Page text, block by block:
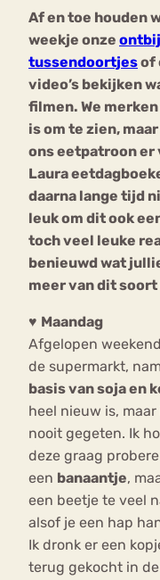
Af en toe houden
weekje onze
tussendoortjesof
video’s bekijken
filmen. We
is om te zien,
ons eetpatroon er
Laura
daarna lange tijd
leuk om dit ook
toch veel leuke
benieuwd wat
meer van dit
♥ Maandag
Afgelopen
de supermarkt,
basis van soja en
heel nieuw is,
nooit gegeten. Ik
deze graag
een banaantje,
een beetje te veel
alsof je een hap
Ik dronk er een
terug gekocht in
mia
Nerv
osa
Eetbuien
Orthorexia